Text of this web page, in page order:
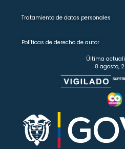
Tratamiento de datos personales
Políticas de derecho de autor
Última
8 agosto,